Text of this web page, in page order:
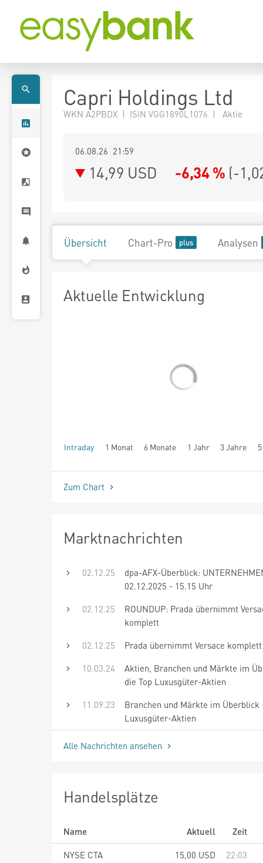
Capri Holdings Ltd
WKN A2PBDX | ISIN VGG1890L1076 | Aktie
06.08.26 21:59
14,99 USD -6,34 % (-
Übersicht Chart-Pro Analysen
Aktuelle Entwicklung
Intraday 1 Monat 6 Monate 1 Jahr 3 Jahre
seit Beginn
Zum Chart
Marktnachrichten
02.12.25
dpa-AFX-Überblick:
02.12.2025 - 15.15 Uhr
02.12.25
ROUNDUP: Prada übernimmt
komplett
02.12.25
Prada übernimmt Versace komplett
10.03.24
Aktien, Branchen und Märkte im
die Top Luxusgüter-Aktien
11.09.23
Branchen und Märkte im Überblick
Luxusgüter-Aktien
Alle Nachrichten ansehen
Handelsplätze
Name Aktuell
Zeit
NYSE CTA
15,00 USD
22:03